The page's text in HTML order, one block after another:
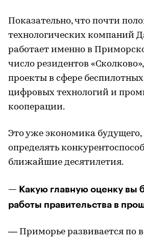
Показательно, что почти
технологических компаний
работает именно в
число резидентов
проекты в сфере
цифровых технологий и
кооперации.
Это уже экономика будущего,
определять
ближайшие десятилетия.
— Какую главную оценку вы
работы правительства в
— Приморье развивается по